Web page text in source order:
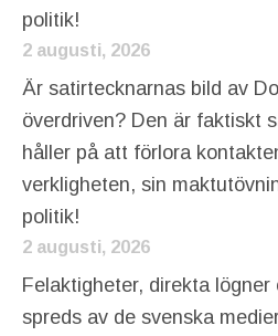
politik!
2 augusti, 2026
Är satirtecknarnas bild av
överdriven? Den är faktiskt
håller på att förlora
verkligheten, sin
politik!
2 augusti, 2026
Felaktigheter, direkta lögner
spreds av de svenska